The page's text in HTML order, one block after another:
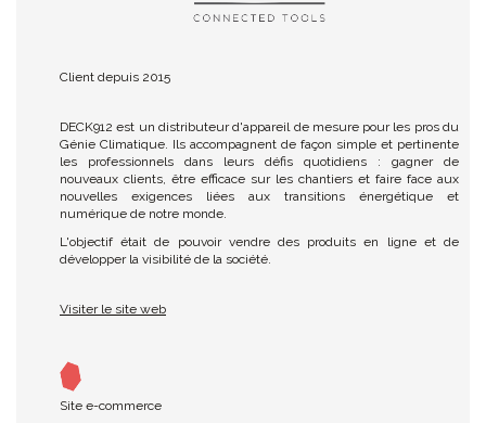
Client depuis 2015
DECK912 est un distributeur d'appareil de mesure pour les pros du
Génie Climatique. Ils accompagnent de façon simple et pertinente
les professionnels dans leurs défis quotidiens : gagner de
nouveaux clients, être efficace sur les chantiers et faire face aux
nouvelles exigences liées aux transitions énergétique et
numérique de notre monde.
L'objectif était de pouvoir vendre des produits en ligne et de
développer la visibilité de la société.
Visiter le site web
Site e-commerce